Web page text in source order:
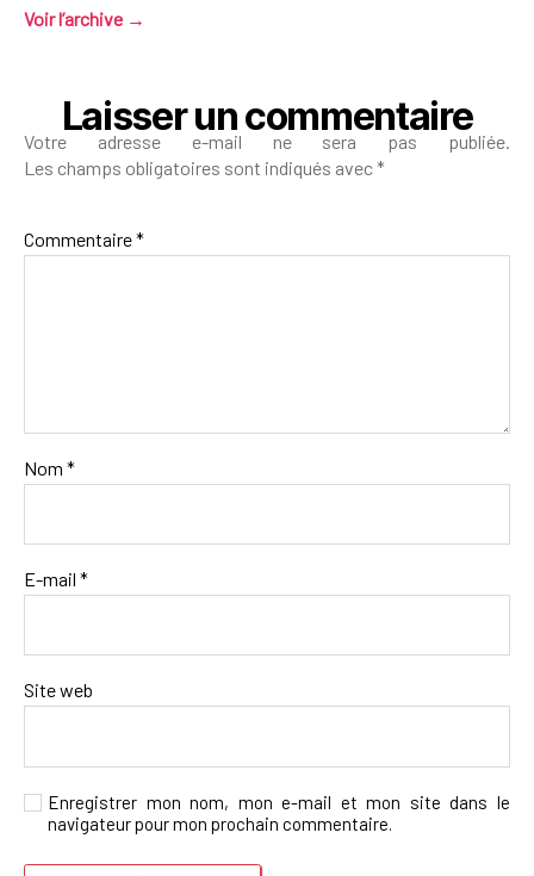
Voir l’archive →
Laisser un commentaire
Votre adresse e-mail ne sera pas publiée.
Les champs obligatoires sont indiqués avec*
Commentaire*
Nom *
E-mail *
Site web
Enregistrer mon nom, mon e-mail et mon site dans le
navigateur pour mon prochain commentaire.